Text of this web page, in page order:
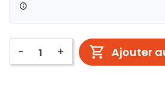
- + Ajouter